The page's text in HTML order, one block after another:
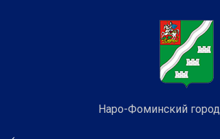
Наро-Фоминский